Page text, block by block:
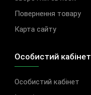
Повернення товару
Карта сайту
Особистий кабінет
Особистий кабінет